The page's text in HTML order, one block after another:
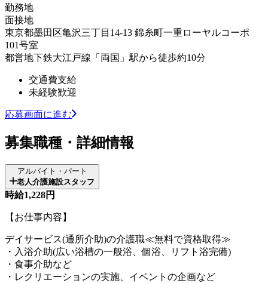
勤務地
面接地
東京都墨田区亀沢三丁目14-13 錦糸町一重ローヤルコーポ
101号室
都営地下鉄大江戸線「両国」駅から徒歩約10分
交通費支給
未経験歓迎
応募画面に進む
募集職種・詳細情報
アルバイト・パート
老人介護施設スタッフ
時給1,228円
【お仕事内容】
デイサービス(通所介助)の介護職≪無料で資格取得≫
・入浴介助(広い浴槽の一般浴、個浴、リフト浴完備)
・食事介助など
・レクリエーションの実施、イベントの企画など